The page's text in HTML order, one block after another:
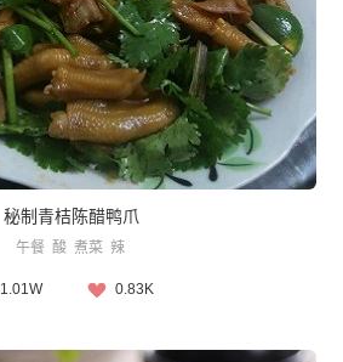
秘制青桔陈醋鸭爪
午餐 酸 煮菜 辣
1.01W 0.83K